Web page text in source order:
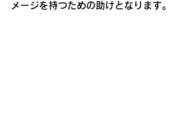
メージを持つための助けとなります。